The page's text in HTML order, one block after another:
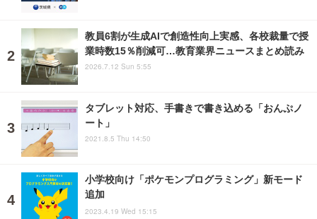
教員6割が生成AIで創造性向上実感、各校裁量で授
業時数15％削減可…教育業界ニュースまとめ読み
2026.7.12 Sun 5:55
タブレット対応、手書きで書き込める「おんぷノ
ート」
2021.8.5 Thu 14:50
小学校向け「ポケモンプログラミング」新モード
追加
2023.4.19 Wed 15:15